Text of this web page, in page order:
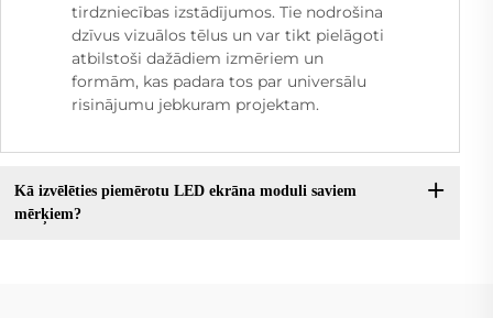
tirdzniecības izstādījumos. Tie nodrošina
dzīvus vizuālos tēlus un var tikt pielāgoti
atbilstoši dažādiem izmēriem un
formām, kas padara tos par universālu
risinājumu jebkuram projektam.
Kā izvēlēties piemērotu LED ekrāna moduli saviem
mērķiem?